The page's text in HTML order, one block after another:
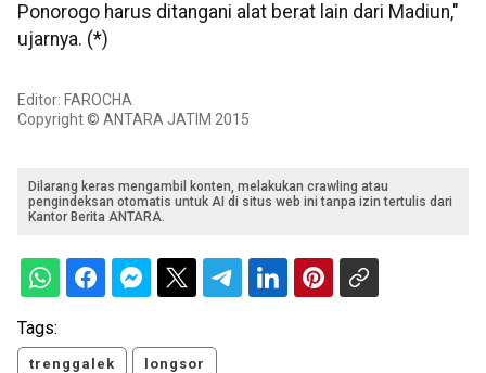
Ponorogo harus ditangani alat berat lain dari Madiun,"
ujarnya. (*)
Editor: FAROCHA
Copyright © ANTARA JATIM 2015
Dilarang keras mengambil konten, melakukan crawling atau
pengindeksan otomatis untuk AI di situs web ini tanpa izin tertulis dari
Kantor Berita ANTARA.
Tags:
trenggalek longsor